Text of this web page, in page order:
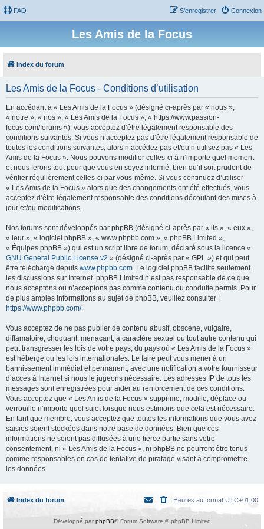
FAQ Connexion
S’enregistrer
Les Amis de la Focus
Index du forum
Les Amis de la Focus - Conditions d’utilisation
En accédant à « Les Amis de la Focus » (désigné ci-après par « nous »,
« notre », « nos », « Les Amis de la Focus », « https://www.passion-
focus.com/forums »), vous acceptez d’être légalement responsable des
conditions suivantes. Si vous n’acceptez pas d’être légalement responsable de
toutes les conditions suivantes, alors n’accédez pas et/ou n’utilisez pas « Les
Amis de la Focus ». Nous pouvons modifier celles-ci à n’importe quel moment
et nous ferons tout pour que vous en soyez informé, bien qu’il soit prudent de
vérifier régulièrement celles-ci par vous-même. Si vous continuez d’utiliser
« Les Amis de la Focus » alors que des changements ont été effectués, vous
acceptez d’être légalement responsable des conditions découlant des mises à
jour et/ou modifications.
Nos forums sont développés par phpBB (désigné ci-après par « ils », « eux »,
« leur », « logiciel phpBB », « www.phpbb.com », « phpBB Limited »,
« Équipes phpBB ») qui est un script libre de forum, déclaré sous la licence «
GNU General Public License v2 » (désigné ci-après par « GPL ») et qui peut
être téléchargé depuis www.phpbb.com. Le logiciel phpBB facilite seulement
les discussions sur Internet. phpBB Limited n’est pas responsable de ce que
nous acceptons ou n’acceptons pas comme contenu ou conduite permis. Pour
de plus amples informations au sujet de phpBB, veuillez consulter :
https://www.phpbb.com/.
Vous acceptez de ne pas publier de contenu abusif, obscène, vulgaire,
diffamatoire, choquant, menaçant, à caractère sexuel ou tout autre contenu qui
peut transgresser les lois de votre pays, du pays où « Les Amis de la Focus »
est hébergé ou les lois internationales. Le faire peut vous mener à un
bannissement immédiat et permanent, avec une notification à votre fournisseur
d’accès à Internet si nous le jugeons nécessaire. Les adresses IP de tous les
messages sont enregistrées pour aider au renforcement de ces conditions.
Vous acceptez que « Les Amis de la Focus » supprime, modifie, déplace ou
verrouille n’importe quel sujet lorsque nous estimons que cela est nécessaire.
En tant que membre, vous acceptez que toutes les informations que vous avez
saisies soient stockées dans notre base de données. Bien que ces
informations ne soient pas diffusées à une tierce partie sans votre
consentement, ni « Les Amis de la Focus », ni phpBB ne pourront être tenus
comme responsables en cas de tentative de piratage visant à compromettre
les données.
Index du forum Heures au format UTC+01:00
Développé par phpBB® Forum Software © phpBB Limited